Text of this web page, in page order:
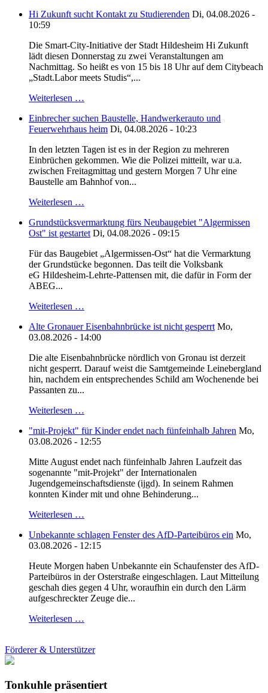
Hi Zukunft sucht Kontakt zu Studierenden Di, 04.08.2026 -
10:59
Die Smart-City-Initiative der Stadt Hildesheim Hi Zukunft
lädt diesen Donnerstag zu zwei Veranstaltungen am
Nachmittag. So heißt es von 15 bis 18 Uhr auf dem Citybeach
„Stadt.Labor meets Studis“,...
Weiterlesen …
Einbrecher suchen Baustelle, Handwerkerauto und
Feuerwehrhaus heim Di, 04.08.2026 - 10:23
In den letzten Tagen ist es in der Region zu mehreren
Einbrüchen gekommen. Wie die Polizei mitteilt, war u.a.
zwischen Freitagmittag und gestern Morgen 7 Uhr eine
Baustelle am Bahnhof von...
Weiterlesen …
Grundstücksvermarktung fürs Neubaugebiet "Algermissen
Ost" ist gestartet Di, 04.08.2026 - 09:15
Für das Baugebiet „Algermissen-Ost“ hat die Vermarktung
der Grundstücke begonnen. Das teilt die Volksbank
eG Hildesheim-Lehrte-Pattensen mit, die dafür in Form der
ABEG...
Weiterlesen …
Alte Gronauer Eisenbahnbrücke ist nicht gesperrt Mo,
03.08.2026 - 14:00
Die alte Eisenbahnbrücke nördlich von Gronau ist derzeit
nicht gesperrt. Darauf weist die Samtgemeinde Leinebergland
hin, nachdem ein entsprechendes Schild am Wochenende bei
Passanten zu...
Weiterlesen …
"mit-Projekt" für Kinder endet nach fünfeinhalb Jahren Mo,
03.08.2026 - 12:55
Mitte August endet nach fünfeinhalb Jahren Laufzeit das
sogenannte "mit-Projekt" der Internationalen
Jugendgemeinschaftsdienste (ijgd). In seinem Rahmen
konnten Kinder mit und ohne Behinderung...
Weiterlesen …
Unbekannte schlagen Fenster des AfD-Parteibüros ein Mo,
03.08.2026 - 12:15
Heute Morgen haben Unbekannte ein Schaufenster des AfD-
Parteibüros in der Osterstraße eingeschlagen. Laut Mitteilung
geschah dies gegen 4 Uhr, woraufhin ein durch den Lärm
aufgeschreckter Zeuge die...
Weiterlesen …
Förderer & Unterstützer
Tonkuhle präsentiert